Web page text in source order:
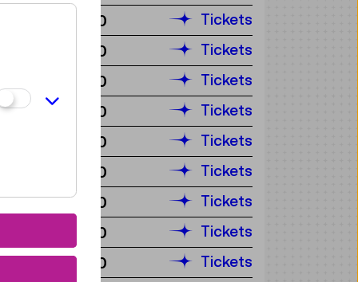
€ 2,50
Tickets
€ 2,50
Tickets
€ 2,50
Tickets
€ 2,50
Tickets
€ 2,50
Tickets
€ 2,50
Tickets
€ 2,50
Tickets
€ 2,50
Tickets
€ 2,50
Tickets